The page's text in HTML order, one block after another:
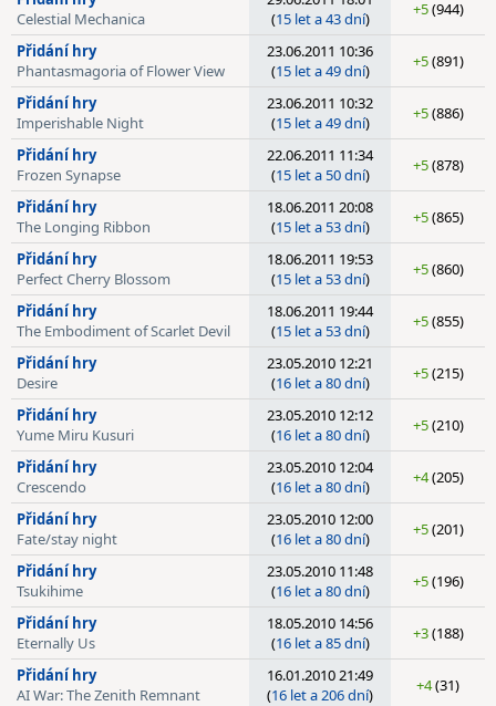
Celestial Mechanica
(15 let a 43 dní) +5(944)
Přidání hry
Phantasmagoria of Flower View
23.06.2011 10:36
(15 let a 49 dní) +5(891)
Přidání hry
Imperishable Night
23.06.2011 10:32
(15 let a 49 dní) +5(886)
Přidání hry
Frozen Synapse
22.06.2011 11:34
(15 let a 50 dní) +5(878)
Přidání hry
The Longing Ribbon
18.06.2011 20:08
(15 let a 53 dní) +5(865)
Přidání hry
Perfect Cherry Blossom
18.06.2011 19:53
(15 let a 53 dní) +5(860)
Přidání hry
The Embodiment of Scarlet Devil
18.06.2011 19:44
(15 let a 53 dní) +5(855)
Přidání hry
Desire
23.05.2010 12:21
(16 let a 80 dní) +5(215)
Přidání hry
Yume Miru Kusuri
23.05.2010 12:12
(16 let a 80 dní) +5(210)
Přidání hry
Crescendo
23.05.2010 12:04
(16 let a 80 dní) +4(205)
Přidání hry
Fate/stay night
23.05.2010 12:00
(16 let a 80 dní) +5(201)
Přidání hry
Tsukihime
23.05.2010 11:48
(16 let a 80 dní) +5(196)
Přidání hry
Eternally Us
18.05.2010 14:56
(16 let a 85 dní) +3(188)
Přidání hry
AI War: The Zenith Remnant
16.01.2010 21:49
(16 let a 206 dní) +4(31)